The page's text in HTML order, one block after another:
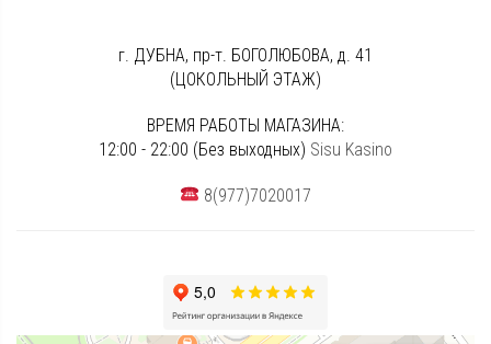
г. ДУБНА, пр-т. БОГОЛЮБОВА, д. 41
(ЦОКОЛЬНЫЙ ЭТАЖ)
ВРЕМЯ РАБОТЫ МАГАЗИНА:
12:00 - 22:00 (Без выходных) Sisu Kasino
8(977)7020017